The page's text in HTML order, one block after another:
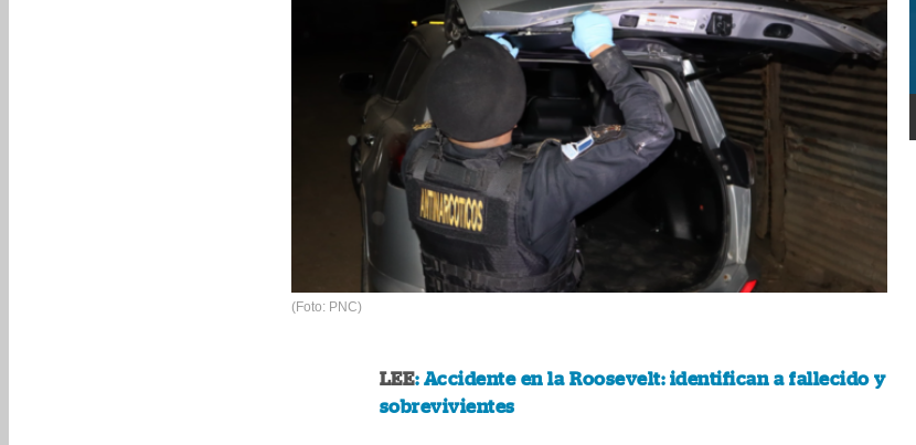
(Foto: PNC)
LEE: Accidente en la Roosevelt: identifican a fallecido y
sobrevivientes